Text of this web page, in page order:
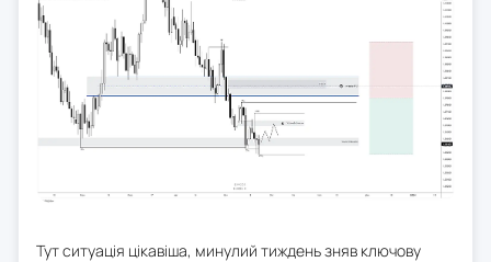
Тут ситуація цікавіша, минулий тиждень зняв ключову